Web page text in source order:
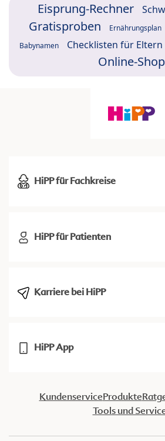
Eisprung-Rechner
Gratisproben Ernährungsplan
Babynamen Checklisten für Eltern
Online-Shop
HiPP für Fachkreise
HiPP für Patienten
Karriere bei HiPP
HiPP App
KundenserviceProdukte
Tools und